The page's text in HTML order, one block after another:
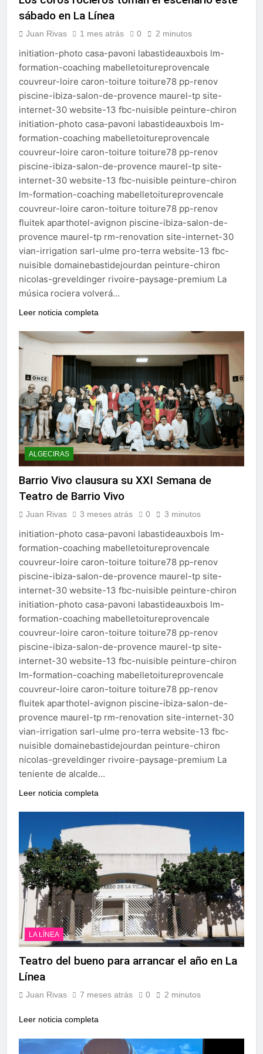
echa el cierre con éxito
La Mancomunidad y el
Campo de Gibraltar renuevan
su convenio de colaboración
2 Semanas Atrás
Tráfico especial para
despedir la feria. Ojo si vas
a Santa Bárbara
2 Semanas Atrás
La feria se despide por todo
lo alto: Antonio José,
fuegos artificiales y música
hasta el amanecer
2 Semanas Atrás
sábado en La Línea
Juan Rivas 1 mes atrás 0 2 minutos
initiation-photo casa-pavoni labastideauxbois lm-
formation-coaching mabelletoitureprovencale
couvreur-loire caron-toiture toiture78 pp-renov
piscine-ibiza-salon-de-provence maurel-tp site-
internet-30 website-13 fbc-nuisible peinture-chiron
initiation-photo casa-pavoni labastideauxbois lm-
formation-coaching mabelletoitureprovencale
couvreur-loire caron-toiture toiture78 pp-renov
piscine-ibiza-salon-de-provence maurel-tp site-
internet-30 website-13 fbc-nuisible peinture-chiron
lm-formation-coaching mabelletoitureprovencale
couvreur-loire caron-toiture toiture78 pp-renov
fluitek aparthotel-avignon piscine-ibiza-salon-de-
provence maurel-tp rm-renovation site-internet-30
vian-irrigation sarl-ulme pro-terra website-13 fbc-
nuisible domainebastidejourdan peinture-chiron
nicolas-greveldinger rivoire-paysage-premium La
música rociera volverá…
Leer noticia completa
ALGECIRAS
Barrio Vivo clausura su XXI Semana de
Teatro de Barrio Vivo
Juan Rivas 3 meses atrás 0 3 minutos
initiation-photo casa-pavoni labastideauxbois lm-
formation-coaching mabelletoitureprovencale
couvreur-loire caron-toiture toiture78 pp-renov
piscine-ibiza-salon-de-provence maurel-tp site-
internet-30 website-13 fbc-nuisible peinture-chiron
initiation-photo casa-pavoni labastideauxbois lm-
formation-coaching mabelletoitureprovencale
couvreur-loire caron-toiture toiture78 pp-renov
piscine-ibiza-salon-de-provence maurel-tp site-
internet-30 website-13 fbc-nuisible peinture-chiron
lm-formation-coaching mabelletoitureprovencale
couvreur-loire caron-toiture toiture78 pp-renov
fluitek aparthotel-avignon piscine-ibiza-salon-de-
provence maurel-tp rm-renovation site-internet-30
vian-irrigation sarl-ulme pro-terra website-13 fbc-
nuisible domainebastidejourdan peinture-chiron
nicolas-greveldinger rivoire-paysage-premium La
teniente de alcalde…
Leer noticia completa
LA LÍNEA
Teatro del bueno para arrancar el año en La
Línea
Juan Rivas 7 meses atrás 0 2 minutos
Leer noticia completa